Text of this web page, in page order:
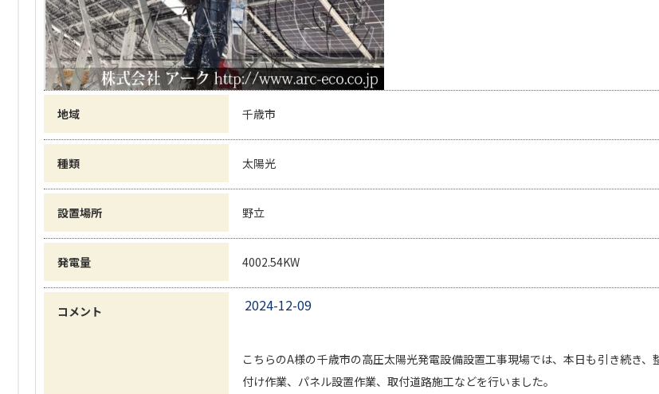
地域 千歳市
種類 太陽光
設置場所 野立
発電量 4002.54KW
コメント 2024-12-09
こちらのA様の千歳市の高圧太陽光発電設備設置工事現場では、本日も引き続き、
付け作業、パネル設置作業、取付道路施工などを行いました。